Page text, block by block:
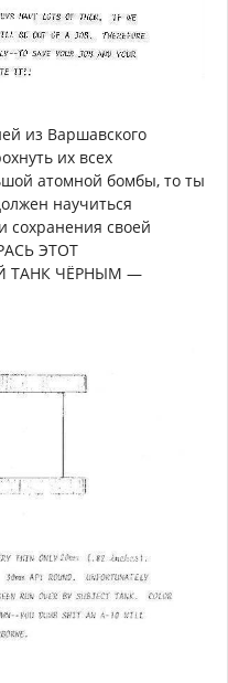
из Варшавского
их всех
атомной бомбы, то ты
научиться
сохранения своей
ЭТОТ
ТАНК ЧЁРНЫМ —